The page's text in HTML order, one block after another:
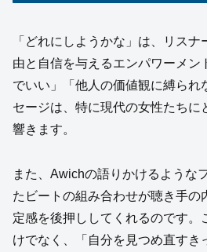
「どれにしようかな」は、リス
由と自信を与えるエンパワーメン
でいい」「他人の価値観に縛られ
セージは、特に現代の女性たちに
響きます。
また、Awichの語りかけるような
たビートの組み合わせが聴き手の
定感を後押ししてくれるのです。
けでなく、「自分を見つめ直すき